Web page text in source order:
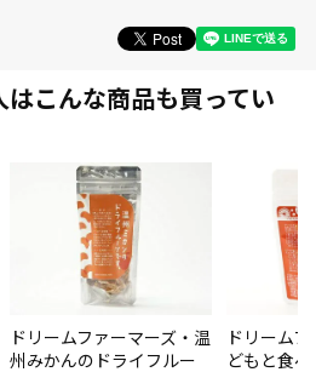
はこんな商品も買ってい
ドリームファーマーズ・温
州みかんのドライフルー
ドリーム
どもと食